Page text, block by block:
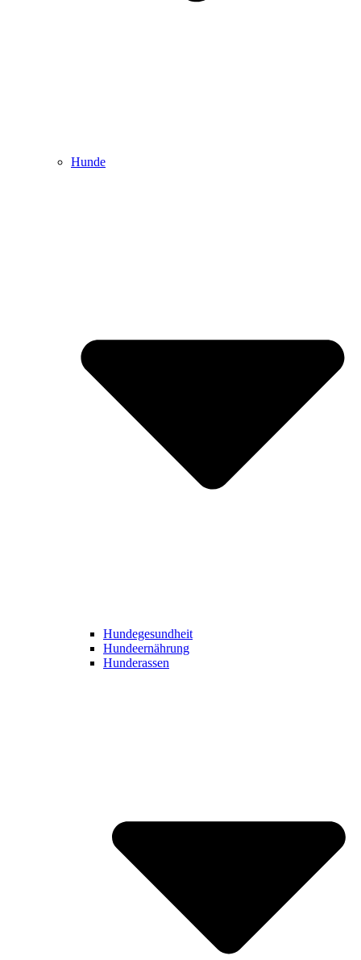
Hunde
Hundegesundheit
Hundeernährung
Hunderassen